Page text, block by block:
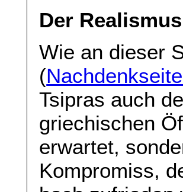
Der
Wie an dieser
(
Tsipras auch
griechischen
erwartet,
Kompromiss,